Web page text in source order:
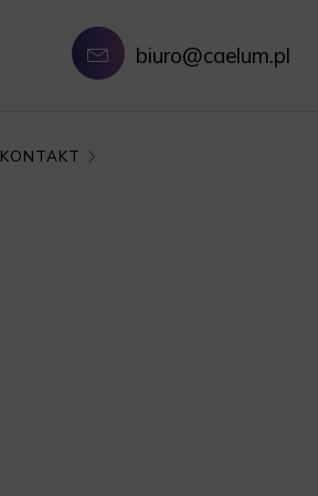
biuro@caelum.pl
KONTAKT